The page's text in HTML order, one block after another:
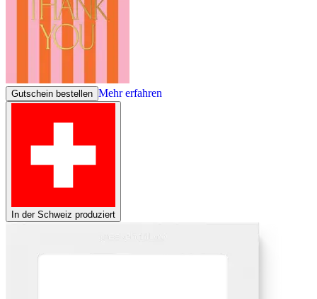
Gutschein bestellen Mehr erfahren
In der Schweiz produziert